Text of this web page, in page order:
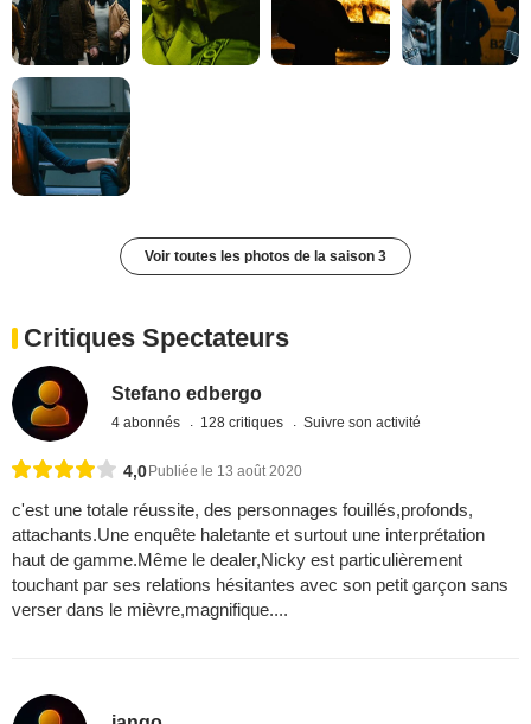
Voir toutes les photos de la saison 3
Critiques Spectateurs
Stefano edbergo
4 abonnés 128 critiques Suivre son activité
4,0 Publiée le 13 août 2020
c'est une totale réussite, des personnages fouillés,profonds,
attachants.Une enquête haletante et surtout une interprétation
haut de gamme.Même le dealer,Nicky est particulièrement
touchant par ses relations hésitantes avec son petit garçon sans
verser dans le mièvre,magnifique....